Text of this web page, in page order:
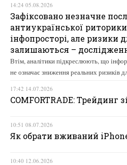
14:24 05.08.2026
Зафіксовано незначне
антиукраїнської
інфопросторі, але ризики
залишаються –
Втім, аналітики підкреслюють, що
не означає зниження реальних ризиків
17:42 14.07.2026
COMFORTRADE: Трейдинг
10:51 08.07.2026
Як обрати вживаний
10:40 12.06.2026